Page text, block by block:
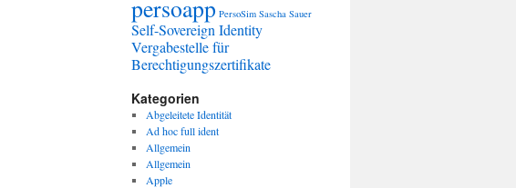
persoapp PersoSim Sascha Sauer
Self-Sovereign Identity
Vergabestelle für
Berechtigungszertifikate
Kategorien
Abgeleitete Identität
Ad hoc full ident
Allgemein
Allgemein
Apple